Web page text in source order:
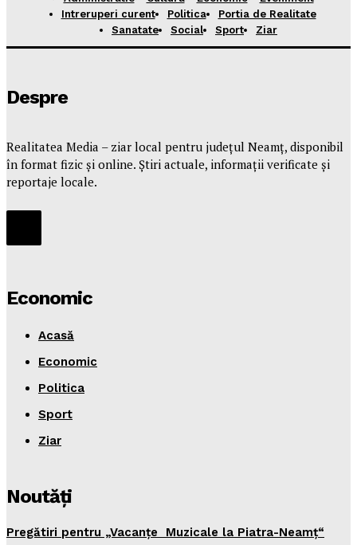
Intreruperi curent
Politica
Portia de Realitate
Sanatate
Social Sport Ziar
Despre
Realitatea Media – ziar local pentru județul Neamț, disponibil
în format fizic și online. Știri actuale, informații verificate și
reportaje locale.
Economic
Acasă
Economic
Politica
Sport
Ziar
Noutăţi
Pregătiri pentru „Vacanţe Muzicale la Piatra-Neamţ“